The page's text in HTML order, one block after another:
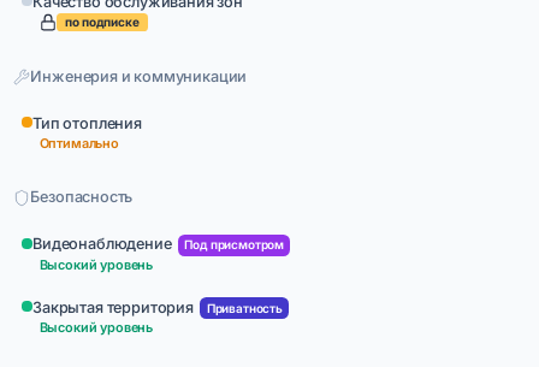
по подписке
Инженерия и коммуникации
Тип отопления
Оптимально
Безопасность
Видеонаблюдение Под присмотром
Высокий уровень
Закрытая территория Приватность
Высокий уровень